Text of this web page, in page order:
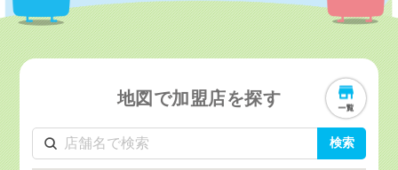
地図で加盟店を探す
検索